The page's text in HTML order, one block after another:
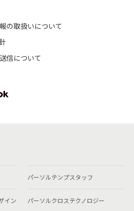
の取扱いについて
信について
パーソルテンプスタッフ
イン パーソルクロステクノロジー